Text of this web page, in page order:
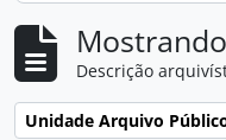
Descrição
Remover filtro: